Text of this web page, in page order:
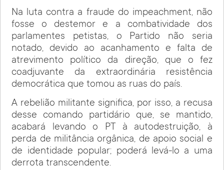
Na luta contra a fraude do impeachment, não
fosse o destemor e a combatividade dos
parlamentes petistas, o Partido não seria
notado, devido ao acanhamento e falta de
atrevimento político da direção, que o fez
coadjuvante da extraordinária resistência
democrática que tomou as ruas do país.
A rebelião militante significa, por isso, a recusa
desse comando partidário que, se mantido,
acabará levando o PT à autodestruição, à
perda de militância orgânica, de apoio social e
de identidade popular; poderá levá-lo a uma
derrota transcendente.